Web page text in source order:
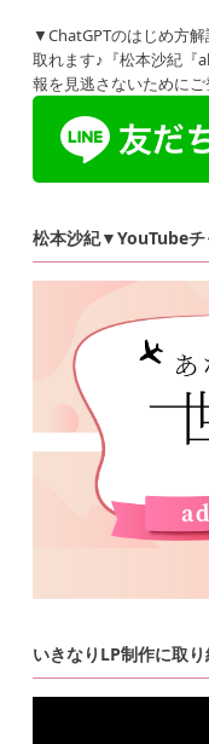
▼ChatGPTのはじめ方
取れます♪『松本沙紀『
報を見逃さないためにご
松本沙紀▼YouTube
いきなりLP制作に取
動